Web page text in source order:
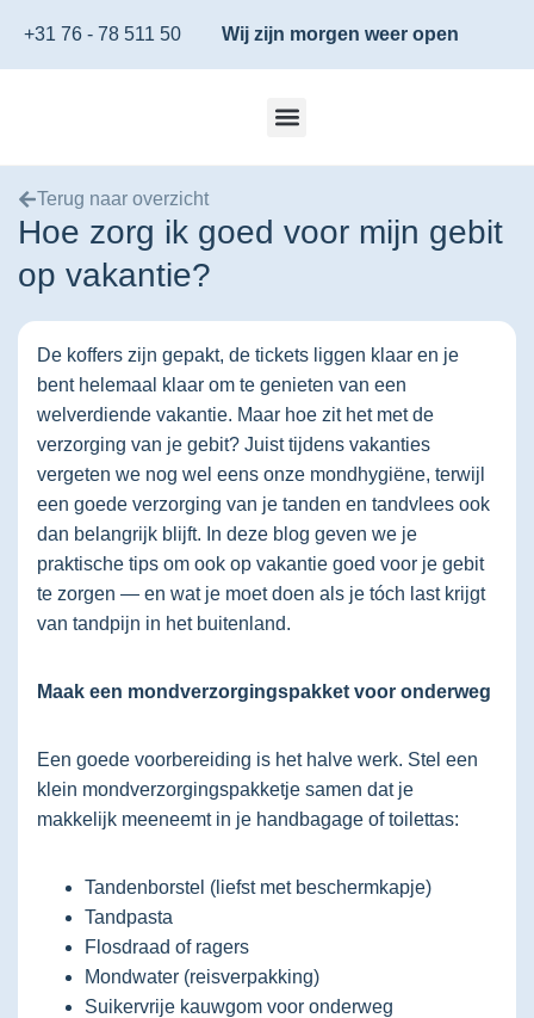
+31 76 - 78 511 50 Wij zijn morgen weer open
Terug naar overzicht
Hoe zorg ik goed voor mijn gebit
op vakantie?
De koffers zijn gepakt, de tickets liggen klaar en je
bent helemaal klaar om te genieten van een
welverdiende vakantie. Maar hoe zit het met de
verzorging van je gebit? Juist tijdens vakanties
vergeten we nog wel eens onze mondhygiëne, terwijl
een goede verzorging van je tanden en tandvlees ook
dan belangrijk blijft. In deze blog geven we je
praktische tips om ook op vakantie goed voor je gebit
te zorgen — en wat je moet doen als je tóch last krijgt
van tandpijn in het buitenland.
Maak een mondverzorgingspakket voor onderweg
Een goede voorbereiding is het halve werk. Stel een
klein mondverzorgingspakketje samen dat je
makkelijk meeneemt in je handbagage of toilettas:
Tandenborstel (liefst met beschermkapje)
Tandpasta
Flosdraad of ragers
Mondwater (reisverpakking)
Suikervrije kauwgom voor onderweg